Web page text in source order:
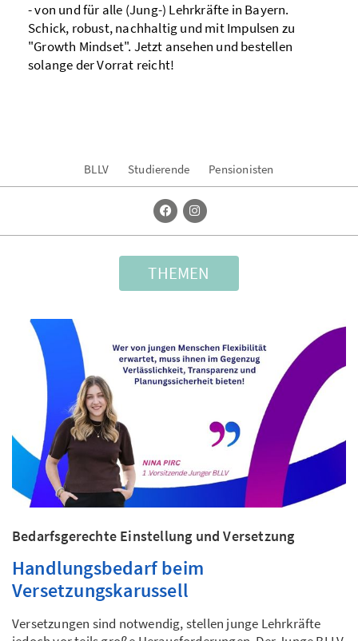
Vorstandsteams? Welche Survival Tipps haben sie
für dich? Und was möchten sie mit ihrem Ehrenamt
bzw. ihrem Leitantrag "LehrKraft" im Jungen BLLV
erreichen? Hier geht's zur Vorstellung!
BLLV Studierende Pensionisten
THEMEN
Bedarfsgerechte Einstellung und Versetzung
Handlungsbedarf beim
Versetzungskarussell
Versetzungen sind notwendig, stellen junge Lehrkräfte